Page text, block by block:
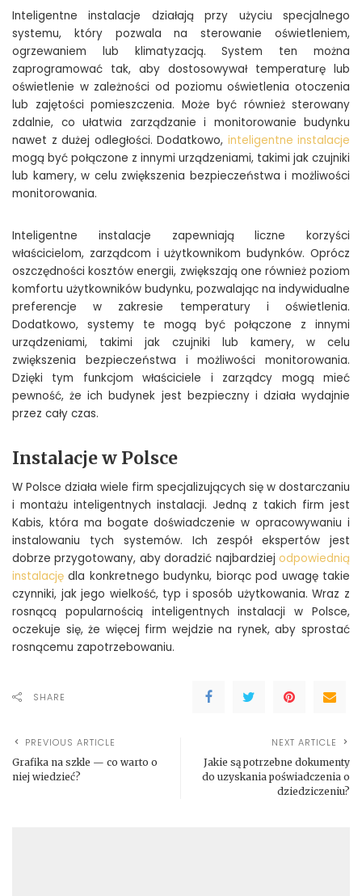
Inteligentne instalacje działają przy użyciu specjalnego
systemu, który pozwala na sterowanie oświetleniem,
ogrzewaniem lub klimatyzacją. System ten można
zaprogramować tak, aby dostosowywał temperaturę lub
oświetlenie w zależności od poziomu oświetlenia otoczenia
lub zajętości pomieszczenia. Może być również sterowany
zdalnie, co ułatwia zarządzanie i monitorowanie budynku
nawet z dużej odległości. Dodatkowo, inteligentne instalacje
mogą być połączone z innymi urządzeniami, takimi jak czujniki
lub kamery, w celu zwiększenia bezpieczeństwa i możliwości
monitorowania.
Inteligentne instalacje zapewniają liczne korzyści
właścicielom, zarządcom i użytkownikom budynków. Oprócz
oszczędności kosztów energii, zwiększają one również poziom
komfortu użytkowników budynku, pozwalając na indywidualne
preferencje w zakresie temperatury i oświetlenia.
Dodatkowo, systemy te mogą być połączone z innymi
urządzeniami, takimi jak czujniki lub kamery, w celu
zwiększenia bezpieczeństwa i możliwości monitorowania.
Dzięki tym funkcjom właściciele i zarządcy mogą mieć
pewność, że ich budynek jest bezpieczny i działa wydajnie
przez cały czas.
Instalacje w Polsce
W Polsce działa wiele firm specjalizujących się w dostarczaniu
i montażu inteligentnych instalacji. Jedną z takich firm jest
Kabis, która ma bogate doświadczenie w opracowywaniu i
instalowaniu tych systemów. Ich zespół ekspertów jest
dobrze przygotowany, aby doradzić najbardziej odpowiednią
instalację dla konkretnego budynku, biorąc pod uwagę takie
czynniki, jak jego wielkość, typ i sposób użytkowania. Wraz z
rosnącą popularnością inteligentnych instalacji w Polsce,
oczekuje się, że więcej firm wejdzie na rynek, aby sprostać
rosnącemu zapotrzebowaniu.
SHARE
PREVIOUS ARTICLE
Grafika na szkle — co warto o
niej wiedzieć?
NEXT ARTICLE
Jakie są potrzebne dokumenty
do uzyskania poświadczenia o
dziedziczeniu?